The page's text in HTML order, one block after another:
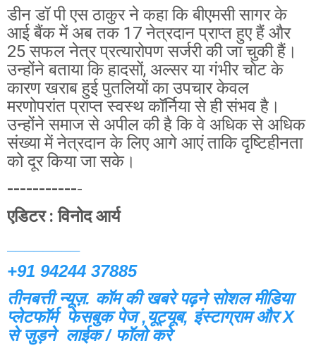
डीन डॉ पी एस ठाकुर ने कहा कि बीएमसी सागर के
आई बैंक में अब तक 17 नेत्रदान प्राप्त हुए हैं और
25 सफल नेत्र प्रत्यारोपण सर्जरी की जा चुकी हैं।
उन्होंने बताया कि हादसों, अल्सर या गंभीर चोट के
कारण खराब हुई पुतलियों का उपचार केवल
मरणोपरांत प्राप्त स्वस्थ कॉर्निया से ही संभव है।
उन्होंने समाज से अपील की है कि वे अधिक से अधिक
संख्या में नेत्रदान के लिए आगे आएं ताकि दृष्टिहीनता
को दूर किया जा सके।
------------
एडिटर : विनोद आर्य
+91 94244 37885
तीनबत्ती न्यूज़. कॉम की खबरे पढ़नेसोशल मीडिया
प्लेटफॉर्म फेसबुक पेज ,यूट्यूब, इंस्टाग्राम और X
से जुड़ने लाईक / फॉलो करे